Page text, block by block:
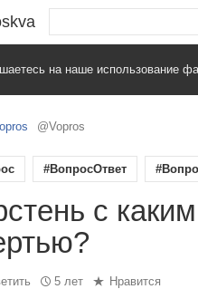
на наше использование
@Vopros
#ВопросОтвет
с
5 лет Нравится